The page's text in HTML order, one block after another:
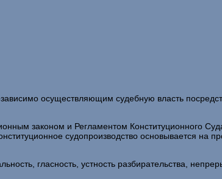
осуществляющим судебную власть
законом и Регламентом Конституционного
судопроизводство основывается на
гласность, устность разбирательства,